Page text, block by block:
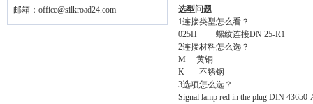
邮箱： office@silkroad24.com
选型问题
1连接类型怎么看？
025H 螺纹连接DN 25-R1
2连接材料怎么选？
M 黄铜
K 不锈钢
3选项怎么选？
Signal lamp red in the plug DIN